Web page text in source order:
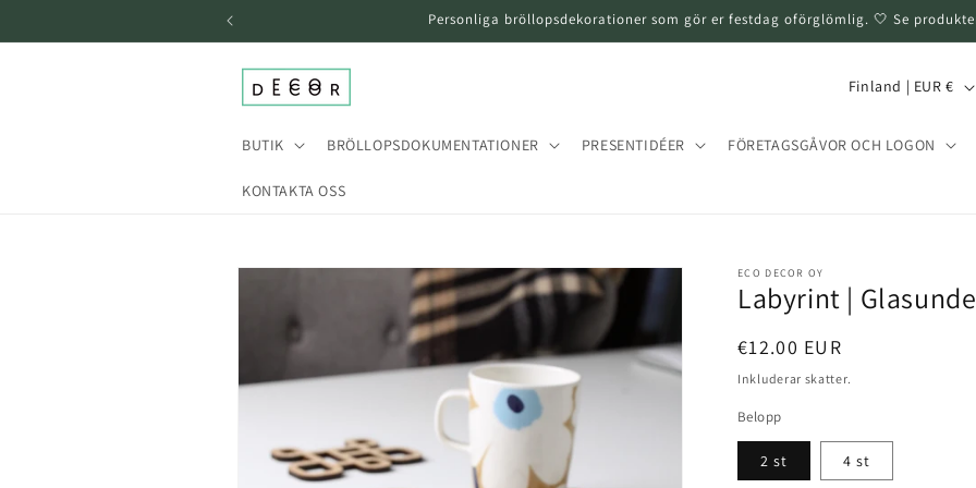
Personliga bröllopsdekorationer som gör er festdag oförglömlig. 🤍 Se
BUTIK BRÖLLOPSDOKUMENTATIONER PRESENTIDÉER FÖRETAGSGÅVOR OCH LOGON
KONTAKTA OSS
n
e
r
r
i
o
Finland | EUR €
ECO DECOR OY
Labyrint |
Normalt
pris
€12.00 EUR
Inkluderar skatter.
Belopp
2 st 4 st